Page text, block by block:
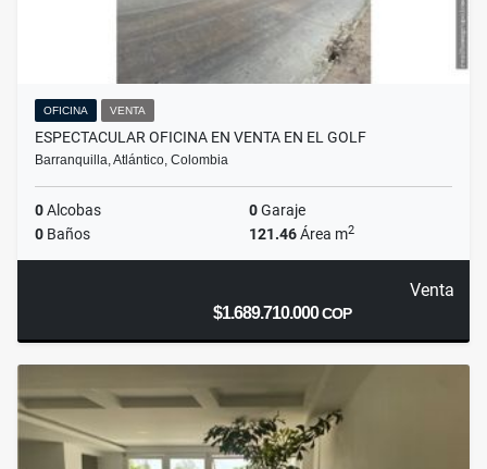
OFICINA VENTA
ESPECTACULAR OFICINA EN VENTA EN EL GOLF
Barranquilla, Atlántico, Colombia
0Alcobas 0Garaje
0 Baños 121.46Área m2
Venta
$1.689.710.000COP